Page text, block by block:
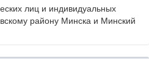
лиц и индивидуальных
району Минска и Минский